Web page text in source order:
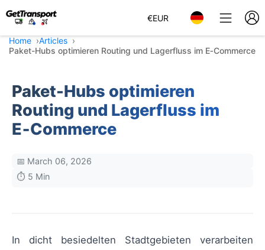
€EUR
Home
Articles
Paket-Hubs optimieren Routing und Lagerfluss im E‑Commerce
Paket-Hubs optimieren
Routing und Lagerfluss im
E‑Commerce
📅 March 06, 2026
⏱️ 5 Min
In dicht besiedelten Stadtgebieten verarbeiten